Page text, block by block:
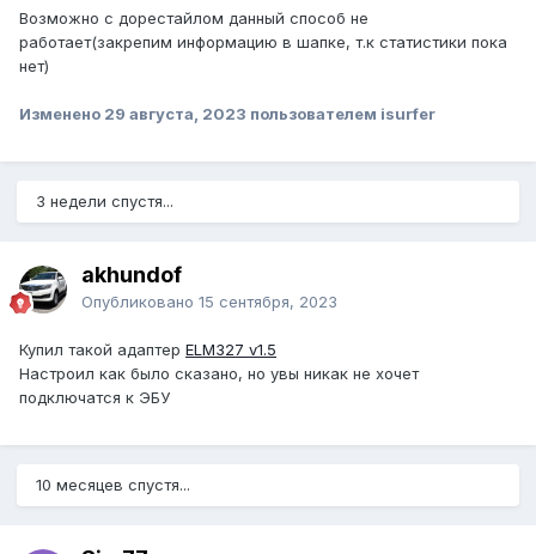
ATFI
После этих действий адаптер сможет
смотреть параметры.
писалось, что это невозможно и прочитать можно
Возможно с дорестайлом данный способ не
работает(закрепим информацию в шапке, т.к статистики пока
нет)
Изменено 29 августа, 2023 пользователем isurfer
3 недели спустя...
akhundof
Опубликовано 15 сентября, 2023
Купил такой адаптер ELM327 v1.5
Настроил как было сказано, но увы никак не хочет
подключатся к ЭБУ
10 месяцев спустя...